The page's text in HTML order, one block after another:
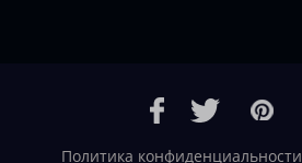
Политика конфиденциальности